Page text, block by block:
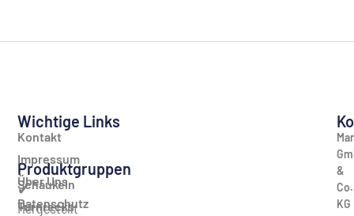
✔
Hergestellt
Wichtige Links
Kontakt
Impressum
Über Uns
Datenschutz
Produktgruppen
Schaukeln
Turnrecks
&
Co.
KG